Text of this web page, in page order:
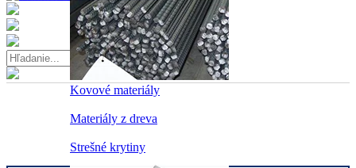
Kovové materiály
Materiály z dreva
Strešné krytiny